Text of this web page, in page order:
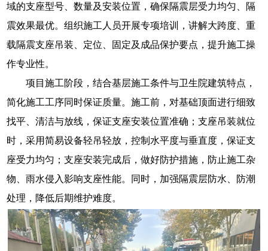
域的支座型号、数量及安装位置，确保隔震层受力均匀、隔
震效果最优。组织施工人员开展专项培训，讲解大跨度、重
载隔震支座吊装、定位、固定及成品保护要点，提升施工操
作专业性。
项目施工阶段，结合基层施工条件与卫生院建筑特点，
简化施工工序同时保证质量。施工前，对基础顶面进行细致
找平、清洁与放线，保证支座安装位置准确；支座吊装就位
时，采用简易设备轻吊轻放，控制水平度与垂直度，保证支
座受力均匀；支座安装完成后，做好防护措施，防止施工杂
物、雨水侵入影响支座性能。同时，加强隔震层防水、防潮
处理，降低后期维护难度。